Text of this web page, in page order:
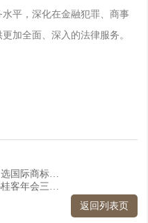
平，深化在金融犯罪、商事
加全面、深入的法律服务。
上一篇：嘉律师荣誉 | 杨泗苹律师当选国际商标协会（INTA）委员会委员
下一篇：嘉律荣誉 | 嘉律所斩获2025桂客年会三项大奖
返回列表页